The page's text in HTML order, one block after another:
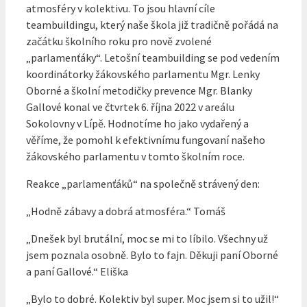
atmosféry v kolektivu. To jsou hlavní cíle
teambuildingu, který naše škola již tradičně pořádá na
začátku školního roku pro nově zvolené
„parlamenťáky“. Letošní teambuilding se pod vedením
koordinátorky žákovského parlamentu Mgr. Lenky
Oborné a školní metodičky prevence Mgr. Blanky
Gallové konal ve čtvrtek 6. října 2022 v areálu
Sokolovny v Lípě. Hodnotíme ho jako vydařený a
věříme, že pomohl k efektivnímu fungovaní našeho
žákovského parlamentu v tomto školním roce.
Reakce „parlamenťáků“ na společně strávený den:
„Hodně zábavy a dobrá atmosféra.“ Tomáš
„Dnešek byl brutální, moc se mi to líbilo. Všechny už
jsem poznala osobně. Bylo to fajn. Děkuji paní Oborné
a paní Gallové.“ Eliška
„Bylo to dobré. Kolektiv byl super. Moc jsem si to užil!“